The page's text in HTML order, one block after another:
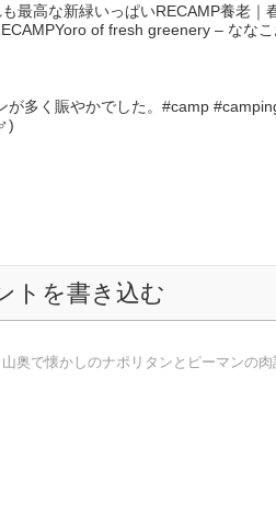
も最高な新緑いっぱいRECAMP養老
of fresh greenery – なな
が多く賑やかでした。#camp
トを書き込む
奥で懐かしのナポリタンとピーマンの